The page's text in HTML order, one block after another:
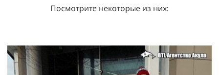
Посмотрите некоторые из них: